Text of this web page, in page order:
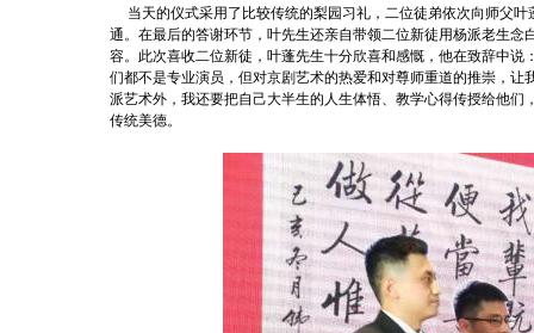
当天的仪式采用了比较传统的梨园习礼，二位徒弟依次向师父
通。在最后的答谢环节，叶先生还亲自带领二位新徒用杨派老生
容。此次喜收二位新徒，叶蓬先生十分欣喜和感慨，他在致辞中
们都不是专业演员，但对京剧艺术的热爱和对尊师重道的推崇，
派艺术外，我还要把自己大半生的人生体悟、教学心得传授给他
传统美德。